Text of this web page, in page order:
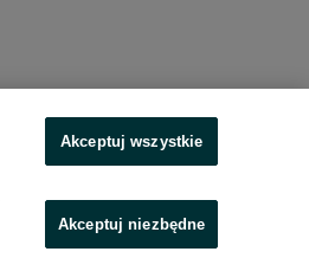
Akceptuj wszystkie
Akceptuj niezbędne